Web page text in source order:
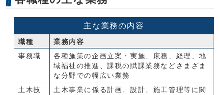
主な業務の内容
職種
業務内容
事務職
各種施策の企画立案・実施、庶務、経理、地
域福祉の推進、課税の賦課業務などさまざま
な分野での幅広い業務
土木技
土木事業に係る計画、設計、施工管理等に関